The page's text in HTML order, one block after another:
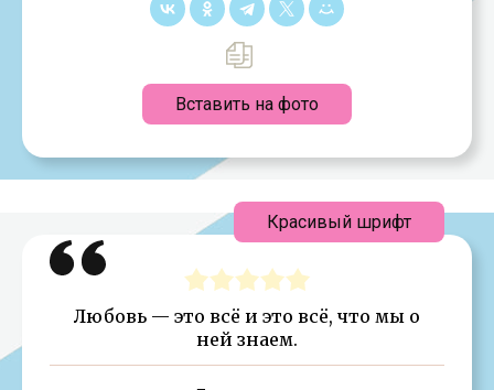
Вставить на фото
Любовь — это всё и это всё, что мы о
ней знаем.
Красивый шрифт